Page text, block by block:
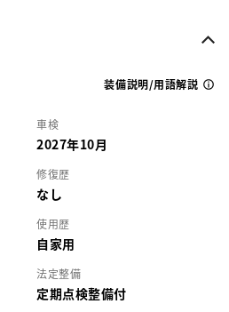
装備説明/用語解説
車検
2027年10月
修復歴
なし
使用歴
自家用
法定整備
定期点検整備付